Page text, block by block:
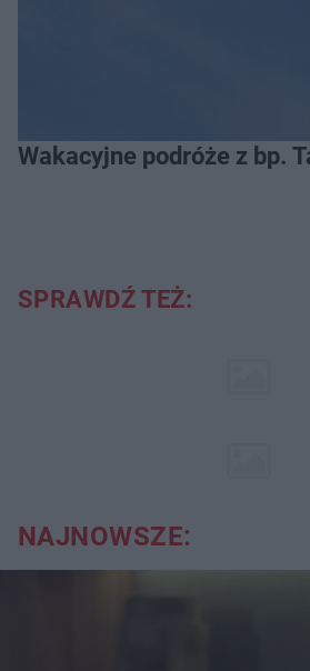
Wakacyjne podróże z bp.
SPRAWDŹ TEŻ:
NAJNOWSZE: